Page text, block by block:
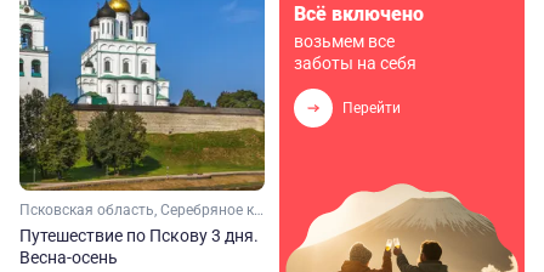
Псковская область, Серебряное кольцо
Путешествие по Пскову 3 дня.
Весна-осень
Всё включено
возьмем все
заботы на себя
Перейти